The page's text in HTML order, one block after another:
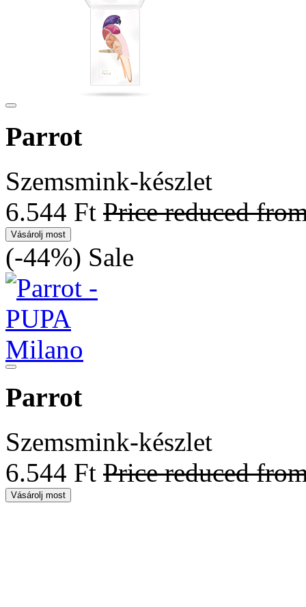
Parrot
Szemsmink-készlet
6.544 Ft Price reduced
Vásárolj most
(-44%) Sale
Parrot
Szemsmink-készlet
6.544 Ft Price reduced
Vásárolj most